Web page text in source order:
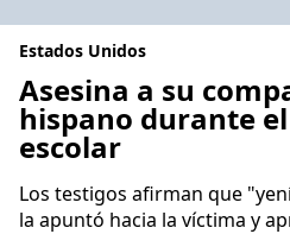
Estados Unidos
Asesina a su
hispano durante
escolar
Los testigos afirman que
la apuntó hacia la víctima y